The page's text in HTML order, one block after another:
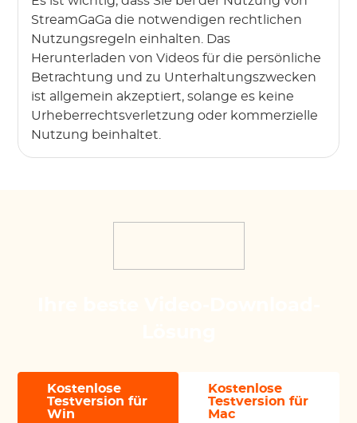
StreamGaGa die notwendigen rechtlichen
Nutzungsregeln einhalten. Das
Herunterladen von Videos für die persönliche
Betrachtung und zu Unterhaltungszwecken
ist allgemein akzeptiert, solange es keine
Urheberrechtsverletzung oder kommerzielle
Nutzung beinhaltet.
Kostenlose
Testversion für
Win
Kostenlose
Testversion für
Mac